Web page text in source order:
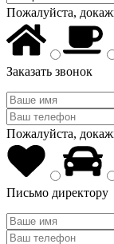
Пожалуйста,
Заказать звонок
Пожалуйста,
Письмо директору